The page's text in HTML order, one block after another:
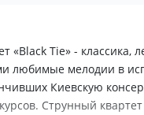
«Black Tie» - классика,
любимые мелодии в
Киевскую
Струнный